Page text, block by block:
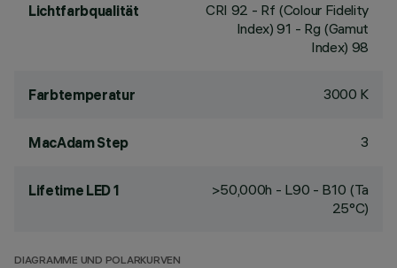
Lichtfarbqualität CRI 92 - Rf (Colour Fidelity
Index) 91 - Rg (Gamut
Index) 98
Farbtemperatur 3000 K
MacAdam Step 3
Lifetime LED 1
>50,000h - L90 - B10 (Ta
25°C)
DIAGRAMME UND POLARKURVEN